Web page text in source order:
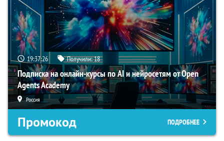
19:37:25 Получили:18
Подписка на онлайн-курсы по AI и нейросетям от Open
Agents Academy
Россия
Промокод ПОДРОБНЕЕ